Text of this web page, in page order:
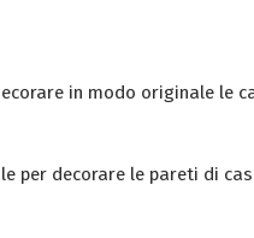
in modo originale le
per decorare le pareti di